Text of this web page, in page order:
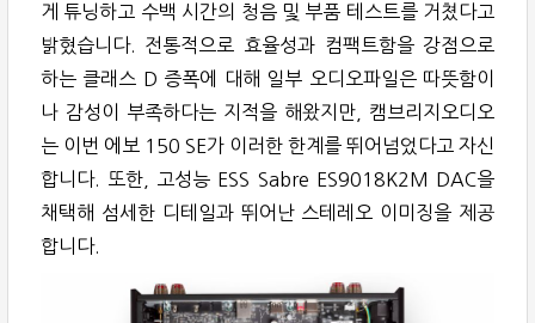
게 튜닝하고 수백 시간의 청음 및 부품 테스트를 거쳤다고
밝혔습니다. 전통적으로 효율성과 컴팩트함을 강점으로
하는 클래스 D 증폭에 대해 일부 오디오파일은 따뜻함이
나 감성이 부족하다는 지적을 해왔지만, 캠브리지오디오
는 이번 에보 150 SE가 이러한 한계를 뛰어넘었다고 자신
합니다. 또한, 고성능 ESS Sabre ES9018K2M DAC을
채택해 섬세한 디테일과 뛰어난 스테레오 이미징을 제공
합니다.